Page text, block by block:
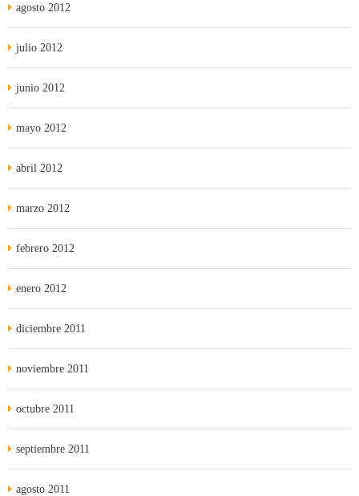
agosto 2012
julio 2012
junio 2012
mayo 2012
abril 2012
marzo 2012
febrero 2012
enero 2012
diciembre 2011
noviembre 2011
octubre 2011
septiembre 2011
agosto 2011